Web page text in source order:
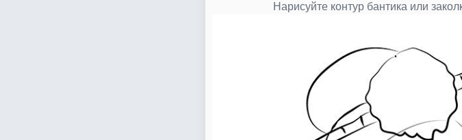
Нарисуйте контур бантика или